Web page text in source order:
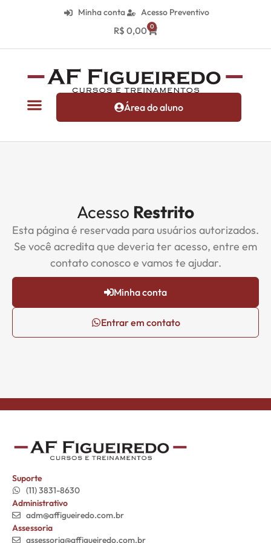
Minha conta Acesso Preventivo
R$ 0,00 0
Área do aluno
Acesso Restrito
Esta página é reservada para usuários autorizados.
Se você acredita que deveria ter acesso, entre em
contato conosco e vamos te ajudar.
Minha conta
Entrar em contato
Suporte
(11) 3831-8630
Administrativo
adm@affigueiredo.com.br
Assessoria
assessoria@affigueiredo.com.br